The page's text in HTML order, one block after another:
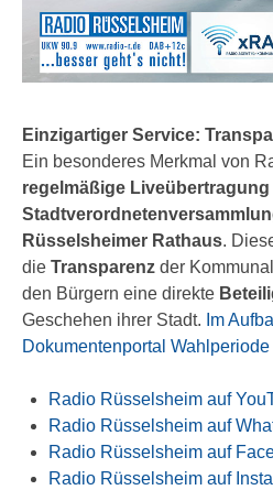
Einzigartiger Service:
Ein besonderes Merkmal von
regelmäßige
Rüsselsheimer Rathaus.
die Transparenz der
den Bürgern eine direkte
Geschehen ihrer Stadt. Im
Dokumentenportal
Radio Rüsselsheim auf
Radio Rüsselsheim auf
Radio Rüsselsheim auf
Radio Rüsselsheim auf